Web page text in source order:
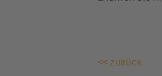
<< ZURÜCK